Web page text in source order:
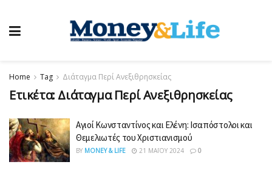
Home Tag Διάταγμα Περί Ανεξιθρησκείας
Ετικέτα: Διάταγμα Περί Ανεξιθρησκείας
Αγιοί Κωνσταντίνος και Ελένη: Ισαπόστολοι και
Θεμελιωτές του Χριστιανισμού
BY MONEY & LIFE 21 ΜΑΪ́ΟΥ 2024 0